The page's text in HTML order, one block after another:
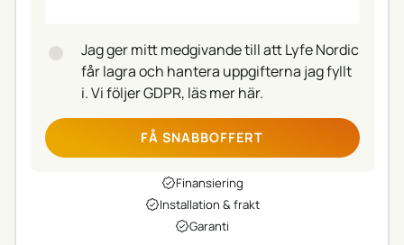
Jag ger mitt medgivande till att Lyfe Nordic
får lagra och hantera uppgifterna jag fyllt
i. Vi följer GDPR, läs mer här.
Finansiering
Installation & frakt
Garanti